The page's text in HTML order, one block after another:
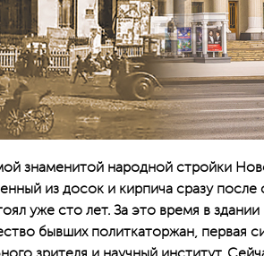
знаменитой народной стройки
из досок и кирпича сразу
уже сто лет. За это время в
бывших политкаторжан, первая